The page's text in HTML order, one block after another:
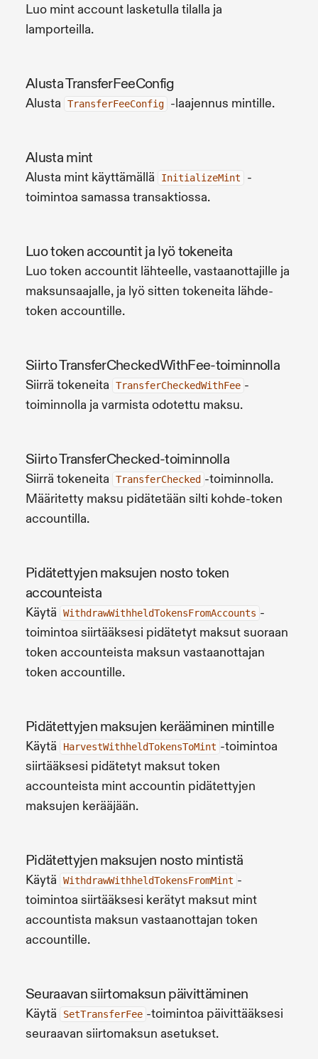
Luo mint account lasketulla tilalla ja
lamporteilla.
Alusta TransferFeeConfig
Alusta TransferFeeConfig -laajennus mintille.
Alusta mint
Alusta mint käyttämällä InitializeMint
-
toimintoa samassa transaktiossa.
Luo token accountit ja lyö tokeneita
Luo token accountit lähteelle, vastaanottajille ja
maksunsaajalle, ja lyö sitten tokeneita lähde-
token accountille.
Siirto TransferCheckedWithFee-toiminnolla
Siirrä tokeneita TransferCheckedWithFee -
toiminnolla ja varmista odotettu maksu.
Siirto TransferChecked-toiminnolla
Siirrä tokeneita TransferChecked -toiminnolla.
Määritetty maksu pidätetään silti kohde-token
accountilla.
Pidätettyjen maksujen nosto token
accounteista
Käytä WithdrawWithheldTokensFromAccounts -
toimintoa siirtääksesi pidätetyt maksut suoraan
token accounteista maksun vastaanottajan
token accountille.
Pidätettyjen maksujen kerääminen mintille
Käytä HarvestWithheldTokensToMint -toimintoa
siirtääksesi pidätetyt maksut token
accounteista mint accountin pidätettyjen
maksujen kerääjään.
Pidätettyjen maksujen nosto mintistä
Käytä WithdrawWithheldTokensFromMint -
toimintoa siirtääksesi kerätyt maksut mint
accountista maksun vastaanottajan token
accountille.
Seuraavan siirtomaksun päivittäminen
Käytä SetTransferFee -toimintoa päivittääksesi
seuraavan siirtomaksun asetukset.